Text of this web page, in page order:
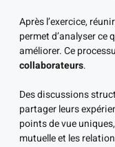
Après l’exercice,
permet d’analyser
améliorer. Ce
collaborateurs.
Des discussions
partager leurs
points de vue
mutuelle et les